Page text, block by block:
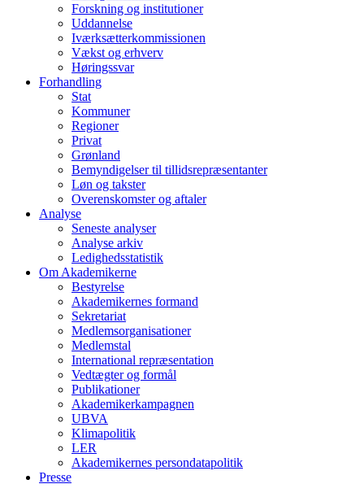
Forskning og institutioner
Uddannelse
Iværksætterkommissionen
Vækst og erhverv
Høringssvar
Forhandling
Stat
Kommuner
Regioner
Privat
Grønland
Bemyndigelser til tillidsrepræsentanter
Løn og takster
Overenskomster og aftaler
Analyse
Seneste analyser
Analyse arkiv
Ledighedsstatistik
Om Akademikerne
Bestyrelse
Akademikernes formand
Sekretariat
Medlemsorganisationer
Medlemstal
International repræsentation
Vedtægter og formål
Publikationer
Akademikerkampagnen
UBVA
Klimapolitik
LER
Akademikernes persondatapolitik
Presse